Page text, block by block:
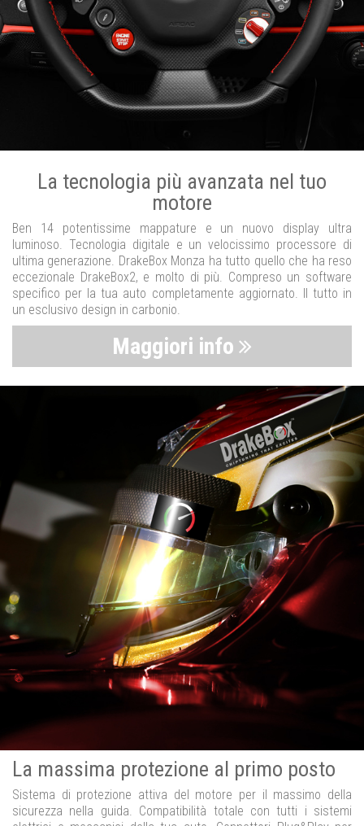
La tecnologia più avanzata nel tuo
motore
Ben 14 potentissime mappature e un nuovo display ultra
luminoso. Tecnologia digitale e un velocissimo processore di
ultima generazione. DrakeBox Monza ha tutto quello che ha reso
eccezionale DrakeBox2, e molto di più. Compreso un software
specifico per la tua auto completamente aggiornato. Il tutto in
un esclusivo design in carbonio.
Maggiori info
La massima protezione al primo posto
Sistema di protezione attiva del motore per il massimo della
sicurezza nella guida. Compatibilità totale con tutti i sistemi